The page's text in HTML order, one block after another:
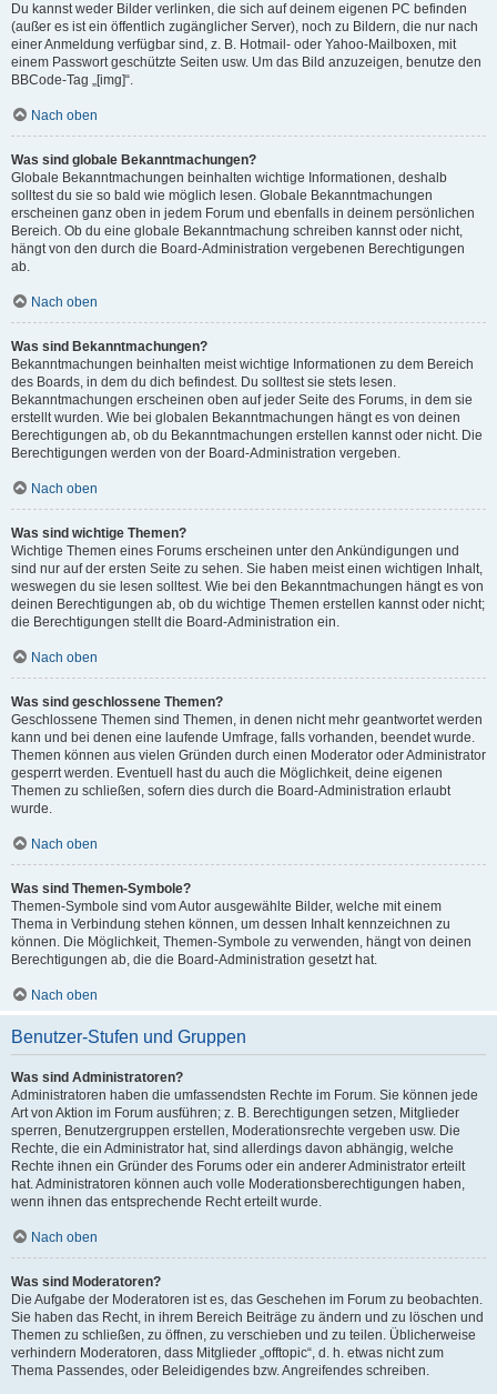
Du kannst weder Bilder verlinken, die sich auf deinem eigenen PC befinden
(außer es ist ein öffentlich zugänglicher Server), noch zu Bildern, die nur nach
einer Anmeldung verfügbar sind, z. B. Hotmail- oder Yahoo-Mailboxen, mit
einem Passwort geschützte Seiten usw. Um das Bild anzuzeigen, benutze den
BBCode-Tag „[img]“.
Nach oben
Was sind globale Bekanntmachungen?
Globale Bekanntmachungen beinhalten wichtige Informationen, deshalb
solltest du sie so bald wie möglich lesen. Globale Bekanntmachungen
erscheinen ganz oben in jedem Forum und ebenfalls in deinem persönlichen
Bereich. Ob du eine globale Bekanntmachung schreiben kannst oder nicht,
hängt von den durch die Board-Administration vergebenen Berechtigungen
ab.
Nach oben
Was sind Bekanntmachungen?
Bekanntmachungen beinhalten meist wichtige Informationen zu dem Bereich
des Boards, in dem du dich befindest. Du solltest sie stets lesen.
Bekanntmachungen erscheinen oben auf jeder Seite des Forums, in dem sie
erstellt wurden. Wie bei globalen Bekanntmachungen hängt es von deinen
Berechtigungen ab, ob du Bekanntmachungen erstellen kannst oder nicht. Die
Berechtigungen werden von der Board-Administration vergeben.
Nach oben
Was sind wichtige Themen?
Wichtige Themen eines Forums erscheinen unter den Ankündigungen und
sind nur auf der ersten Seite zu sehen. Sie haben meist einen wichtigen Inhalt,
weswegen du sie lesen solltest. Wie bei den Bekanntmachungen hängt es von
deinen Berechtigungen ab, ob du wichtige Themen erstellen kannst oder nicht;
die Berechtigungen stellt die Board-Administration ein.
Nach oben
Was sind geschlossene Themen?
Geschlossene Themen sind Themen, in denen nicht mehr geantwortet werden
kann und bei denen eine laufende Umfrage, falls vorhanden, beendet wurde.
Themen können aus vielen Gründen durch einen Moderator oder Administrator
gesperrt werden. Eventuell hast du auch die Möglichkeit, deine eigenen
Themen zu schließen, sofern dies durch die Board-Administration erlaubt
wurde.
Nach oben
Was sind Themen-Symbole?
Themen-Symbole sind vom Autor ausgewählte Bilder, welche mit einem
Thema in Verbindung stehen können, um dessen Inhalt kennzeichnen zu
können. Die Möglichkeit, Themen-Symbole zu verwenden, hängt von deinen
Berechtigungen ab, die die Board-Administration gesetzt hat.
Nach oben
Benutzer-Stufen und Gruppen
Was sind Administratoren?
Administratoren haben die umfassendsten Rechte im Forum. Sie können jede
Art von Aktion im Forum ausführen; z. B. Berechtigungen setzen, Mitglieder
sperren, Benutzergruppen erstellen, Moderationsrechte vergeben usw. Die
Rechte, die ein Administrator hat, sind allerdings davon abhängig, welche
Rechte ihnen ein Gründer des Forums oder ein anderer Administrator erteilt
hat. Administratoren können auch volle Moderationsberechtigungen haben,
wenn ihnen das entsprechende Recht erteilt wurde.
Nach oben
Was sind Moderatoren?
Die Aufgabe der Moderatoren ist es, das Geschehen im Forum zu beobachten.
Sie haben das Recht, in ihrem Bereich Beiträge zu ändern und zu löschen und
Themen zu schließen, zu öffnen, zu verschieben und zu teilen. Üblicherweise
verhindern Moderatoren, dass Mitglieder „offtopic“, d. h. etwas nicht zum
Thema Passendes, oder Beleidigendes bzw. Angreifendes schreiben.